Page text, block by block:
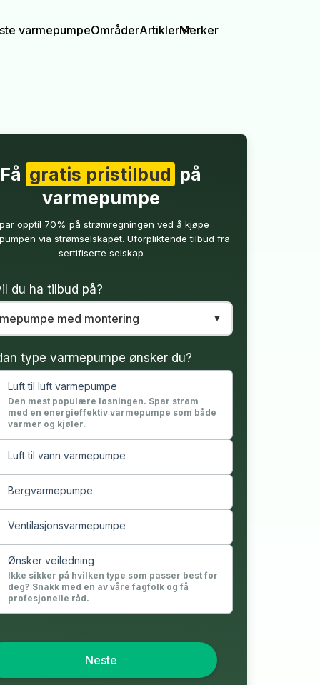
varmepumpeOmråderArtiklerMerker
Få gratis pristilbud på
varmepumpe
opptil 70% på strømregningen ved å kjøpe
via strømselskapet. Uforpliktende tilbud fra
sertifiserte selskap
du ha tilbud på?
type varmepumpe ønsker du?
Luft til luft varmepumpe
Den mest populære løsningen. Spar strøm
med en energieffektiv varmepumpe som både
varmer og kjøler.
Luft til vann varmepumpe
Bergvarmepumpe
Ventilasjonsvarmepumpe
Ønsker veiledning
Ikke sikker på hvilken type som passer best for
deg? Snakk med en av våre fagfolk og få
profesjonelle råd.
Neste